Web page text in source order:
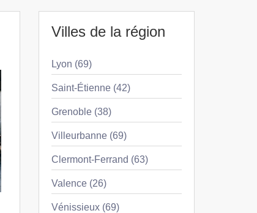
Villes de la région
Lyon (69)
Saint-Étienne (42)
Grenoble (38)
Villeurbanne (69)
Clermont-Ferrand (63)
Valence (26)
Vénissieux (69)